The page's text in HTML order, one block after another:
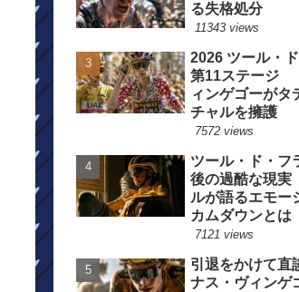
る失格処分
11343 views
2026 ツール・
第11ステージ
ィンゲゴーがタ
チャルを擁護
7572 views
ツール・ド・フ
後の過酷な現
ルが語るエモー
カムダウンとは
7121 views
引退をかけて直
ナス・ヴィンゲ